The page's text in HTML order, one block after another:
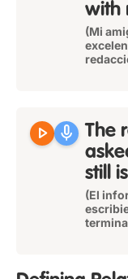
with
(Mi
play_arrow mic The
still
(El